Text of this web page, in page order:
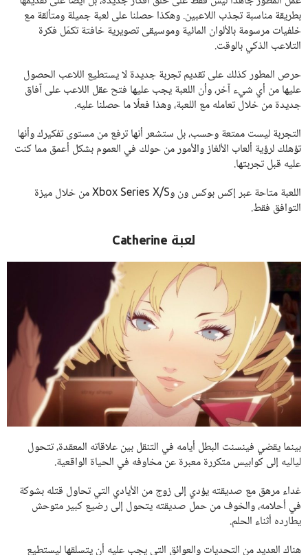
بطريقة مناسبة تجذب اللاعبين. وهكذا حصلنا على لعبة جميلة ومتألقة مع
خلفيات مرسومة بالألوان المائية وموسيقى تصويرية خافتة تكمّل فكرة
التلاعب الذكي بالوقت.
حرص المطور كذلك على تقديم تجربة جديدة لا يستطيع اللاعب الحصول
عليها من أي شيء آخر، وأن اللعبة يجب عليها فتح عقل اللاعب على آفاق
جديدة من خلال تعامله مع اللعبة، وهذا فعلًا ما حصلنا عليه.
التجربة ليست ممتعة وحسب، بل ستشعر أنها ترفع من مستوى تفكيرك وأنها
تؤهلك لرؤية ألعاب الألغاز والأمور من حولك في العموم بشكل أعمق مما كنت
عليه قبل تجربتها.
اللعبة متاحة عبر إكس بوكس ون وXbox Series X/S من خلال ميزة
التوافق فقط.
لعبة Catherine
بينما يقضي فينسنت البطل أيامه في التنقل بين علاقاته المعقدة، تتحول
لياليه إلى كوابيس متكررة معبرة عن مخاوفه في الحياة الواقعية.
غداء مرهق مع صديقته يؤدي إلى زوج من الأيادي التي تحاول قتله بشوكة
في أحلامه، والخوف من حمل صديقته يتحول إلى رضيع كبير متوحش
يطارده أثناء الحلم.
هناك العديد من التحديات والعوائق التي يجب عليه أن يتسلقها ليستطيع